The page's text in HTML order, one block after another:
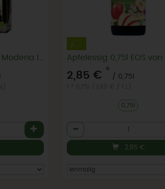
2,85 € *
/ 0,75l
0,75l
Anzahl
2,85 €